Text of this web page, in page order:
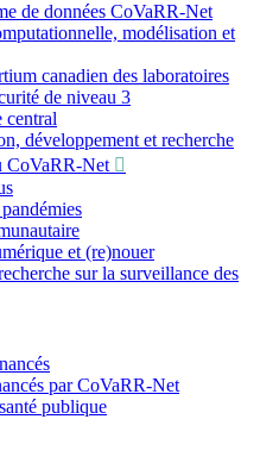
de données CoVaRR-Net
modélisation et
canadien des laboratoires
de niveau 3
central
développement et recherche
CoVaRR-Net
et (re)nouer
sur la surveillance des
par CoVaRR-Net
publique